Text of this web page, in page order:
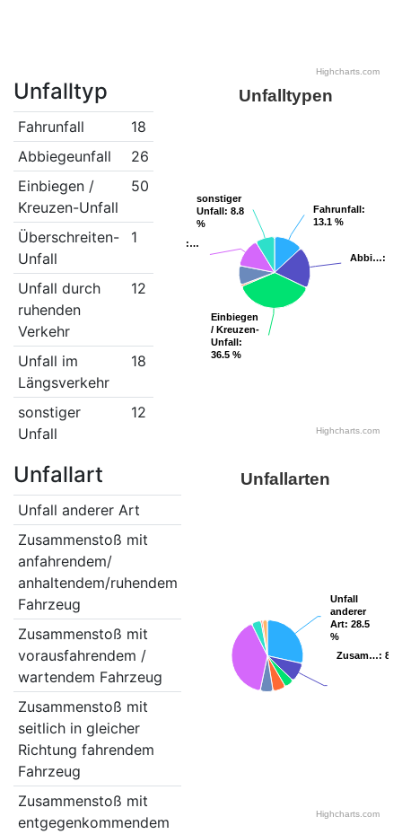
Highcharts.com
Unfalltyp
Fahrunfall
18
Abbiegeunfall
26
Einbiegen /
Kreuzen-Unfall
50
Überschreiten-
Unfall
1
Unfall durch
ruhenden
Verkehr
12
Unfall im
Längsverkehr
18
sonstiger
Unfall
12
Unfalltypen
Fahrunfall:
13.1 %
Fahrunfall:
13.1 %
Abbi…:
Abbi…:
Einbiegen
/ Kreuzen-
Unfall:
36.5 %
Einbiegen
/ Kreuzen-
Unfall:
36.5 %
:…
:…
sonstiger
Unfall: 8.8
%
sonstiger
Unfall: 8.8
%
Highcharts.com
Unfallart
Unfall anderer Art
Zusammenstoß mit
anfahrendem/
anhaltendem/ruhendem
Fahrzeug
Zusammenstoß mit
vorausfahrendem /
wartendem Fahrzeug
Zusammenstoß mit
seitlich in gleicher
Richtung fahrendem
Fahrzeug
Zusammenstoß mit
entgegenkommendem
Unfallarten
Unfall
anderer
Art: 28.5
%
Unfall
anderer
Art: 28.5
%
Zusam…:
Zusam…:
Highcharts.com